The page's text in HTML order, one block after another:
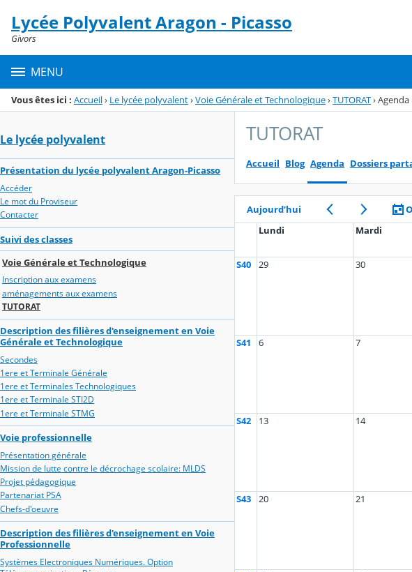
Menu de la rubrique
Contenu
Lycée Polyvalent Aragon - Picasso
Givors
MENU
Vous êtes ici : Accueil› Le lycée polyvalent›Voie Générale et Technologique›TUTORAT›Agenda
Le lycée polyvalent
Présentation du lycée polyvalent Aragon-Picasso
Accéder
Le mot du Proviseur
Contacter
Suivi des classes
Voie Générale et Technologique
Inscription aux examens
aménagements aux examens
TUTORAT
Description des filières d'enseignement en Voie
Générale et Technologique
Secondes
1ere et Terminale Générale
1ere et Terminales Technologiques
1ere et Terminale STI2D
1ere et Terminale STMG
Voie professionnelle
Présentation générale
Mission de lutte contre le décrochage scolaire: MLDS
Projet pédagogique
Partenariat PSA
Chefs-d'oeuvre
Description des filières d'enseignement en Voie
Professionnelle
Systèmes Electroniques Numériques. Option
TUTORAT
Accueil Blog Agenda Dossiers
Aujourd’hui
Lundi
Mardi
S40 29 30
S41 6 7
S42 13 14
S43 20 21